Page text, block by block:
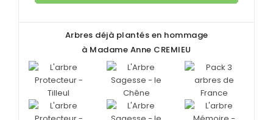
Arbres déjà plantés en hommage
à Madame Anne CREMIEU